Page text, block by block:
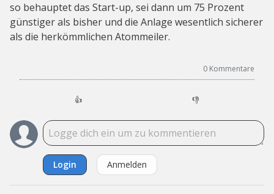
so behauptet das Start-up, sei dann um 75 Prozent
günstiger als bisher und die Anlage wesentlich sicherer
als die herkömmlichen Atommeiler.
0 Kommentare
👍 👎
Login Anmelden